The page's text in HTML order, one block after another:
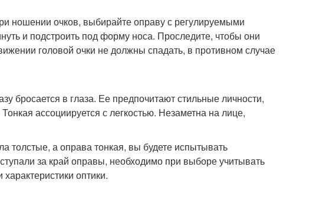
ношении очков, выбирайте оправу с регулируемыми
и подстроить под форму носа. Проследите, чтобы они
головой очки не должны спадать, в противном случае
бросается в глаза. Ее предпочитают стильные личности,
ассоциируется с легкостью. Незаметна на лице,
толстые, а оправа тонкая, вы будете испытывать
за край оправы, необходимо при выборе учитывать
оптики.